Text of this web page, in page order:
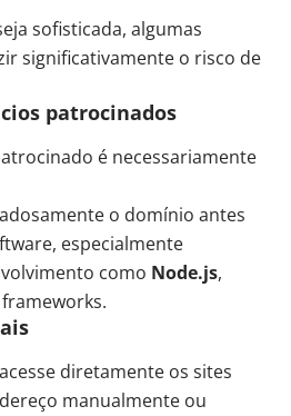
sofisticada, algumas
significativamente o risco de
patrocinados
é necessariamente
o domínio antes
especialmente
como Node.js,
diretamente os sites
manualmente ou